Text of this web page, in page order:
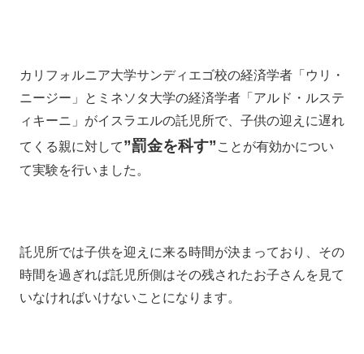
カリフォルニア大学サンディエゴ校の経済学者「ウリ・
ニージー」とミネソタ大学の経済学者「アルド・ルステ
ィキーニ」がイスラエルの託児所で、子供の迎えに遅れ
てくる親に対して”罰金を科す” ことが有効かについ
て実験を行いました。
託児所では子供を迎えに来る時間が決まっており、その
時間を過ぎれば託児所側はその残されたお子さんを見て
いなければいけないことになります。